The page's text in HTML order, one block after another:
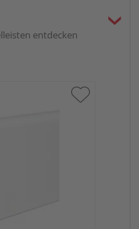
entdecken